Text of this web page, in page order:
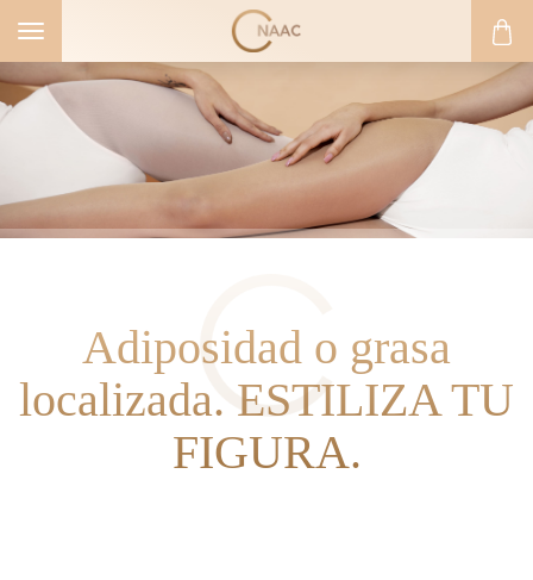
Toggle
navigation
Adiposidad o grasa
localizada. ESTILIZA TU
FIGURA.